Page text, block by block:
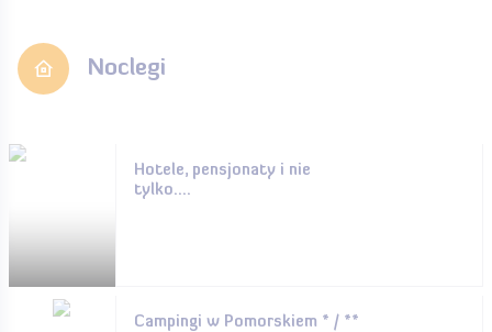
Noclegi
Hotele, pensjonaty i nie
tylko....
Campingi w Pomorskiem * / **